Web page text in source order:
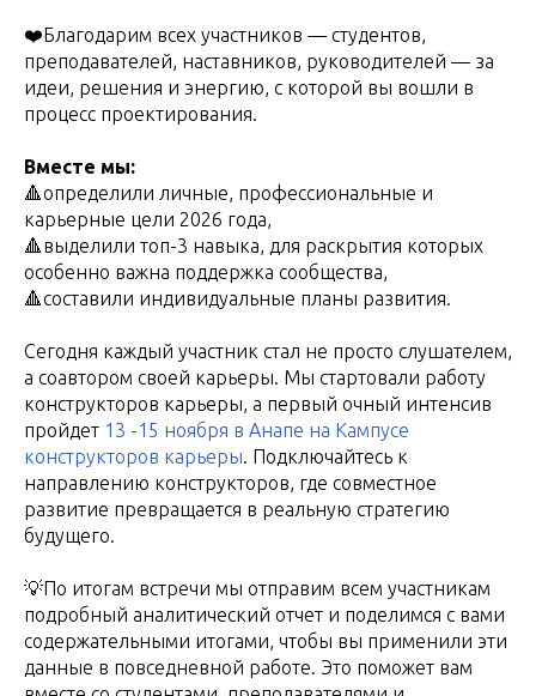
❤️Благодарим всех участников — студентов,
преподавателей, наставников, руководителей — за
идеи, решения и энергию, с которой вы вошли в
процесс проектирования.
Вместе мы:
🔺определили личные, профессиональные и
карьерные цели 2026 года,
🔺выделили топ-3 навыка, для раскрытия которых
особенно важна поддержка сообщества,
🔺составили индивидуальные планы развития.
Сегодня каждый участник стал не просто слушателем,
а соавтором своей карьеры. Мы стартовали работу
конструкторов карьеры, а первый очный интенсив
пройдет 13 -15 ноября в Анапе на Кампусе
конструкторов карьеры. Подключайтесь к
направлению конструкторов, где совместное
развитие превращается в реальную стратегию
будущего.
💡По итогам встречи мы отправим всем участникам
подробный аналитический отчет и поделимся с вами
содержательными итогами, чтобы вы применили эти
данные в повседневной работе. Это поможет вам